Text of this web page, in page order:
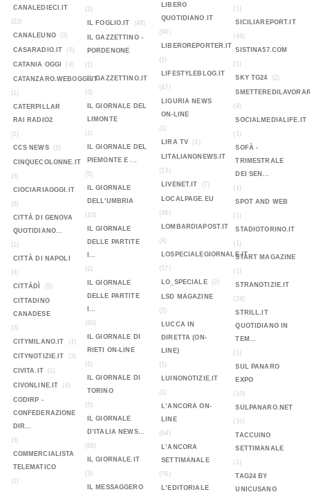
CANALEDIECI.IT
(23)
CANALEUNO
(3)
CASARADIO.IT (6)
CATANIA OGGI (4)
CATANZARO.WEBOGGI.IT
(1)
CATERPILLAR
RAI RADIO2
(1)
CCS NEWS
(1)
CINQUECOLONNE.IT
(3)
CIOCIARIAOGGI.IT
(6)
CITTÀ DI GENOVA
QUOTIDIANO...
(1)
CITTÀ DI NAPOLI
(4)
CITTÀDÌ
(5)
CITTADINO
CANADESE
(3)
CITYMILANO.IT
(1)
CITYNOTIZIE.IT (3)
CIVITA.IT (1)
CIVONLINE.IT (6)
CODIRP -
CONFEDERAZIONE
DIR...
(3)
COMMERCIALISTA
TELEMATICO
(1)
(2)
IL FOGLIO.IT
(48)
IL GAZZETTINO -
PORDENONE
(1)
IL GAZZETTINO.IT
(3)
IL GIORNALE DEL
LIMONTE
(1)
IL GIORNALE DEL
PIEMONTE E ...
(5)
IL GIORNALE
DELL'UMBRIA
(10)
IL GIORNALE
DELLE PARTITE
I...
(2)
IL GIORNALE
DELLE PARTITE
I...
(60)
IL GIORNALE DI
RIETI ON-LINE
(1)
IL GIORNALE DI
TORINO
(5)
IL GIORNALE
D’ITALIA NEWS...
(68)
IL GIORNALE.IT
(3)
IL MESSAGGERO
LIBERO
QUOTIDIANO.IT
(90)
LIBEROREPORTER.IT
(1)
LIFESTYLEBLOG.IT
(47)
LIGURIA NEWS
ON-LINE
(1)
LIRA TV
(1)
LITALIANONEWS.IT
(13)
LIVENET.IT
(7)
LOCALPAGE.EU
(46)
LOMBARDIAPOST.IT
(4)
LOSPECIALEGIORNALE.IT
(57)
LO_SPECIALE
(2)
LSD MAGAZINE
(2)
LUCCA IN
DIRETTA (ON-
LINE)
(1)
LUINONOTIZIE.IT
(1)
L’ANCORA ON-
LINE
(64)
L’ANCORA
SETTIMANALE
(76)
L’EDITORIALE
(1)
SICILIAREPORT.IT
(44)
SISTINA57.COM
(1)
SKY TG24
(2)
(9)
SOCIALMEDIALIFE.IT
(1)
SOFÀ -
TRIMESTRALE
DEI SEN...
(1)
SPOT AND WEB
(1)
STADIOTORINO.IT
(1)
START MAGAZINE
(1)
STRANOTIZIE.IT
(24)
STRILL.IT
QUOTIDIANO IN
TEM...
(1)
SUL PANARO
EXPO
(10)
SULPANARO.NET
(31)
TACCUINO
SETTIMANALE
(1)
TAG24 BY
UNICUSANO